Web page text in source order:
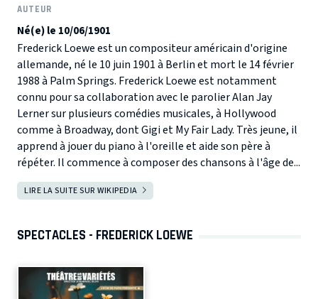
AUTEUR
Né(e) le 10/06/1901
Frederick Loewe est un compositeur américain d'origine
allemande, né le 10 juin 1901 à Berlin et mort le 14 février
1988 à Palm Springs. Frederick Loewe est notamment
connu pour sa collaboration avec le parolier Alan Jay
Lerner sur plusieurs comédies musicales, à Hollywood
comme à Broadway, dont Gigi et My Fair Lady. Très jeune, il
apprend à jouer du piano à l'oreille et aide son père à
répéter. Il commence à composer des chansons à l'âge de...
LIRE LA SUITE SUR WIKIPEDIA
SPECTACLES - FREDERICK LOEWE